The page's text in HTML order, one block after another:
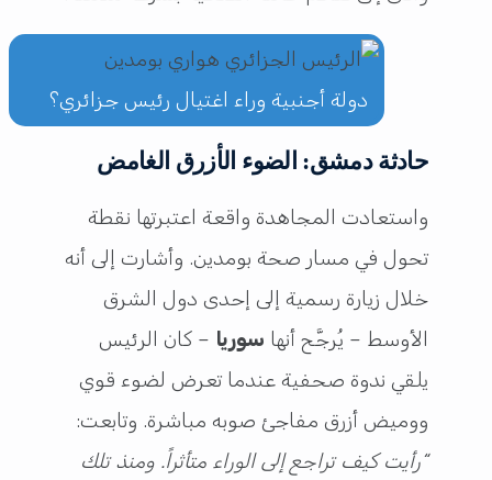
دولة أجنبية وراء اغتيال رئيس جزائري؟
حادثة دمشق: الضوء الأزرق الغامض
واستعادت المجاهدة واقعة اعتبرتها نقطة
تحول في مسار صحة بومدين. وأشارت إلى أنه
خلال زيارة رسمية إلى إحدى دول الشرق
الأوسط – يُرجَّح أنها سوريا – كان الرئيس
يلقي ندوة صحفية عندما تعرض لضوء قوي
ووميض أزرق مفاجئ صوبه مباشرة. وتابعت:
“رأيت كيف تراجع إلى الوراء متأثراً. ومنذ تلك